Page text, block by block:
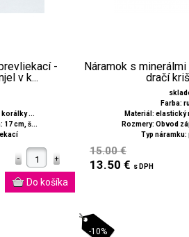
-
v k...
korálky ...
17 cm, š...
Náramok s
dračí
Farba:
Materiál: elastický
Rozmery: Obvod
Typ
15.00 €
13.50 € s DPH
-10%